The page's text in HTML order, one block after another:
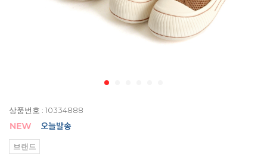
상품번호 : 10334888
브랜드